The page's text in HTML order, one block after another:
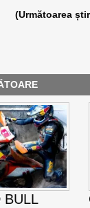
(Următoarea
BULL